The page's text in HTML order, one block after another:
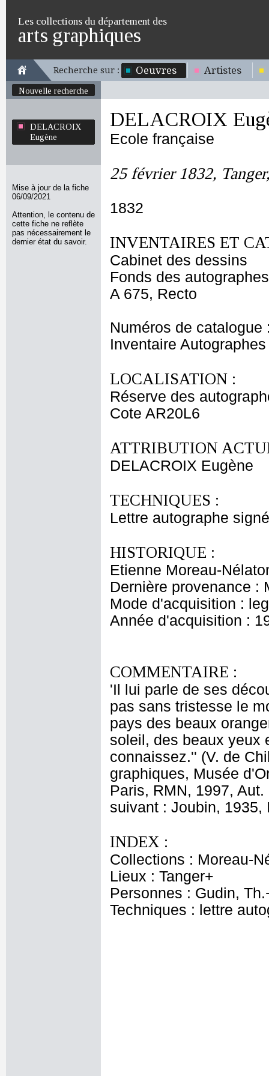
Les collections du département des
arts graphiques
Recherche sur : Oeuvres Artistes
Nouvelle recherche
DELACROIX
Eugène
Mise à jour de la fiche
06/09/2021
Attention, le contenu de
cette fiche ne reflète
pas nécessairement le
dernier état du savoir.
DELACROIX
Ecole française
25 février 1832,
1832
INVENTAIRES ET
Cabinet des dessins
Fonds des autographes
A 675, Recto
Numéros de catalogue
Inventaire
LOCALISATION :
Réserve des
Cote AR20L6
ATTRIBUTION
DELACROIX Eugène
TECHNIQUES :
Lettre autographe
HISTORIQUE :
Etienne Moreau-
Dernière provenance :
Mode d'acquisition :
Année d'acquisition :
COMMENTAIRE :
'Il lui parle de ses
pas sans tristesse le
pays des beaux
soleil, des beaux yeux
connaissez.'' (V. de
graphiques, Musée
Paris, RMN, 1997,
suivant : Joubin, 1935,
INDEX :
Collections : Moreau-
Lieux : Tanger+
Personnes : Gudin,
Techniques : lettre